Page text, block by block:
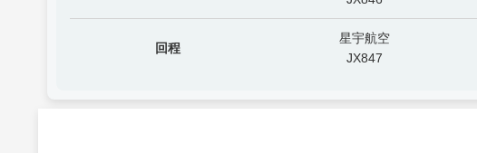
回程
星宇航空
JX847